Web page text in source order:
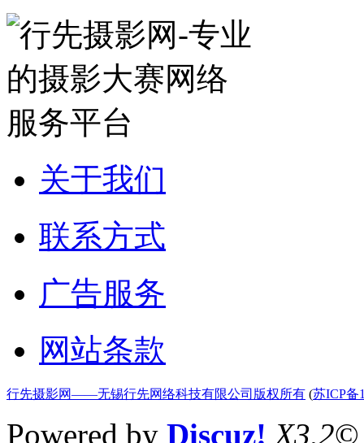
关于我们
联系方式
广告服务
网站条款
行先摄影网——无锡行先网络科技有限公司版权所有 (苏ICP备
Powered by Discuz! X3.2©